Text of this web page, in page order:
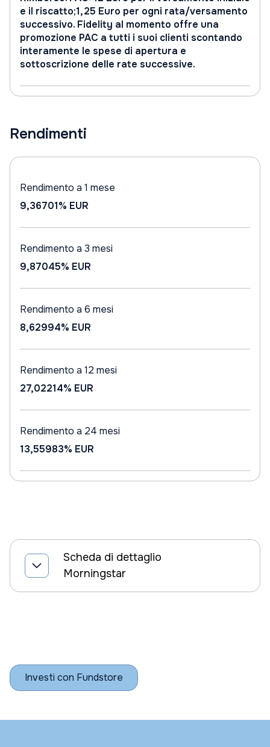
e il riscatto;1,25 Euro per ogni rata/versamento
successivo. Fidelity al momento offre una
promozione PAC a tutti i suoi clienti scontando
interamente le spese di apertura e
sottoscrizione delle rate successive.
Rendimenti
Rendimento a 1 mese
9,36701% EUR
Rendimento a 3 mesi
9,87045% EUR
Rendimento a 6 mesi
8,62994% EUR
Rendimento a 12 mesi
27,02214% EUR
Rendimento a 24 mesi
13,55983% EUR
Scheda di dettaglio
Morningstar
Investi con Fundstore